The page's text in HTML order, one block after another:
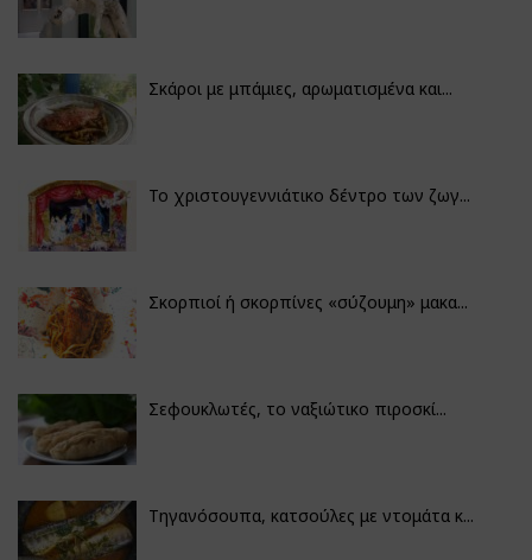
Σκάροι με μπάμιες, αρωματισμένα και...
Το χριστουγεννιάτικο δέντρο των ζωγ...
Σκορπιοί ή σκορπίνες «σύζουμη» μακα...
Σεφουκλωτές, το ναξιώτικο πιροσκί...
Τηγανόσουπα, κατσούλες με ντομάτα κ...